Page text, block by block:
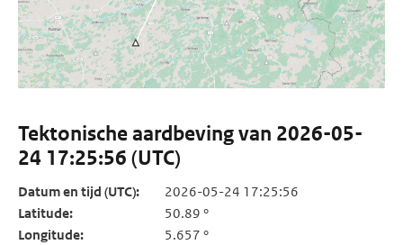
Tektonische aardbeving van 2026-05-
24 17:25:56 (UTC)
Datum en tijd (UTC):
2026-05-24 17:25:56
Latitude:
50.89 °
Longitude:
5.657 °